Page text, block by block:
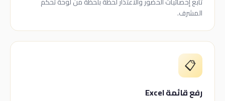
المشرف.
📋
رفع قائمة Excel